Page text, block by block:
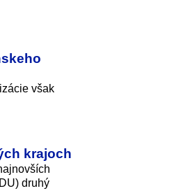
však
krajoch
druhý